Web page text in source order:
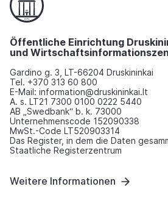
Öffentliche Einrichtung
und
Gardino g. 3, LT-66204 Druskininkai
Tel. +370 313 60 800
E-Mail: information@druskininkai.lt
A. s. LT21 7300 0100 0222 5440
AB „Swedbank“ b. k. 73000
Unternehmenscode 152090338
MwSt.-Code LT520903314
Das Register, in dem die Daten
Staatliche Registerzentrum
Weitere Informationen